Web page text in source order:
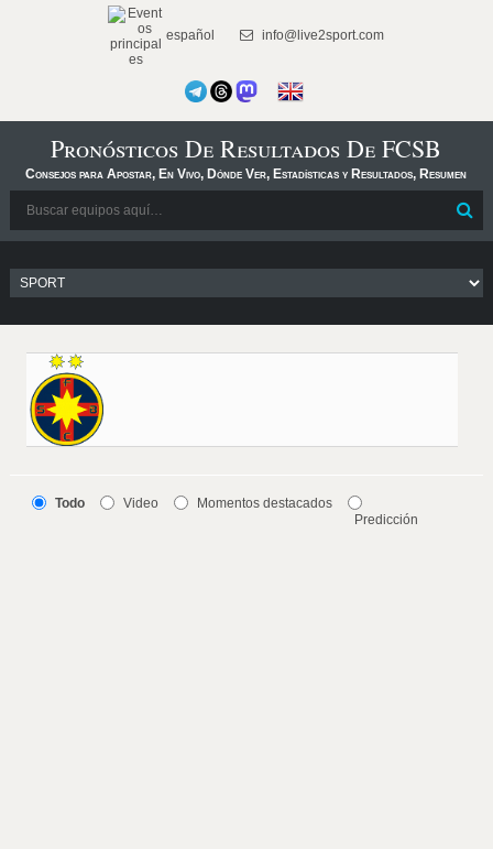
español info@live2sport.com
Pronósticos De Resultados De FCSB
Consejos para Apostar, En Vivo, Dónde Ver, Estadísticas y Resultados, Resumen
Todo Video
Momentos destacados
Predicción